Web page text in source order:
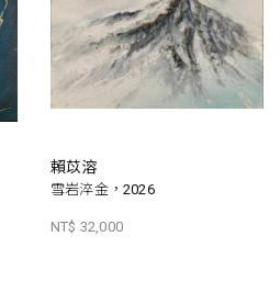
賴苡溶
雪岩淬金，2026
NT$ 32,000